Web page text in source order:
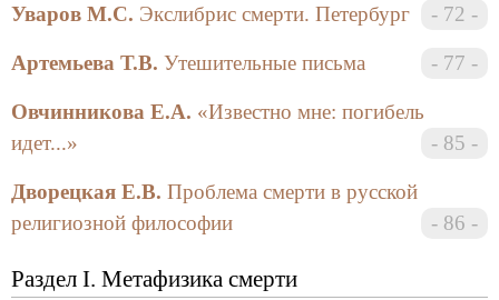
Введение в место
Перед Вами, уважаемый читатель, третий,
специальный, выпуск философского альманаха
«Фигуры Танатоса», приуроченный к проведению
Международной конференции «Тема смерти в
духовном опыте человечества».
Вид его может показаться странным: вместо
слегка облагороженной стати второго вам
Уваров М.С. Экслибрис смерти. Петербург 72
Артемьева Т.В. Утешительные письма 77
Овчинникова Е.А. «Известно мне: погибель
идет...»
85
Дворецкая Е.В. Проблема смерти в русской
религиозной философии
86
Раздел I. Метафизика смерти